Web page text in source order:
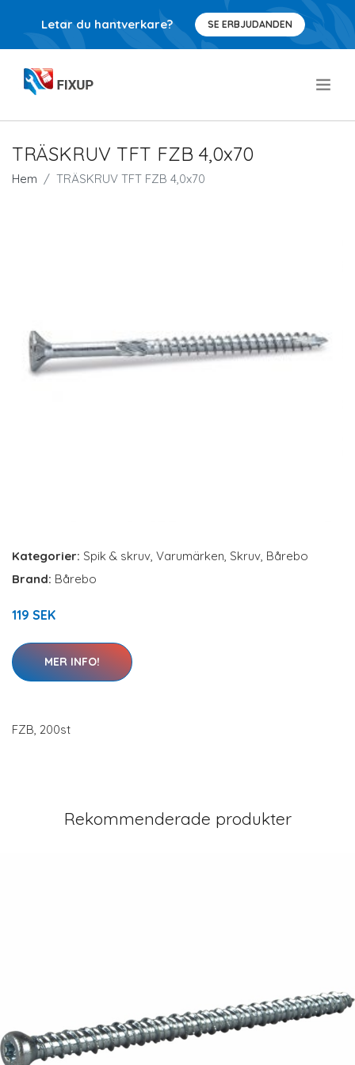
Letar du hantverkare? SE ERBJUDANDEN
TRÄSKRUV TFT FZB 4,0x70
Hem TRÄSKRUV TFT FZB 4,0x70
Kategorier: Spik & skruv, Varumärken, Skruv, Bårebo
Brand: Bårebo
119 SEK
MER INFO!
FZB, 200st
Rekommenderade produkter